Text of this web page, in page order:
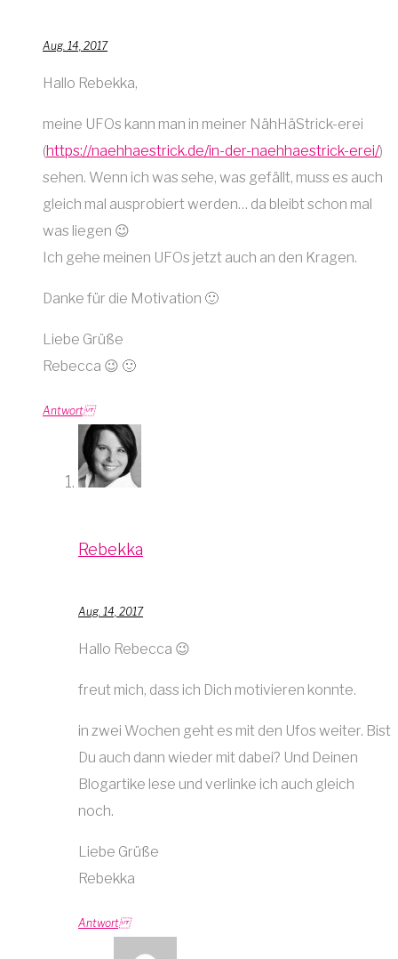
Aug. 14, 2017
Hallo Rebekka,
meine UFOs kann man in meiner NähHäStrick-erei
(https://naehhaestrick.de/in-der-naehhaestrick-erei/)
sehen. Wenn ich was sehe, was gefällt, muss es auch
gleich mal ausprobiert werden… da bleibt schon mal
was liegen 😉
Ich gehe meinen UFOs jetzt auch an den Kragen.
Danke für die Motivation 🙂
Liebe Grüße
Rebecca 😉 🙂
Antwort
Rebekka
Aug. 14, 2017
Hallo Rebecca 😉
freut mich, dass ich Dich motivieren konnte.
in zwei Wochen geht es mit den Ufos weiter. Bist
Du auch dann wieder mit dabei? Und Deinen
Blogartike lese und verlinke ich auch gleich
noch.
Liebe Grüße
Rebekka
Antwort